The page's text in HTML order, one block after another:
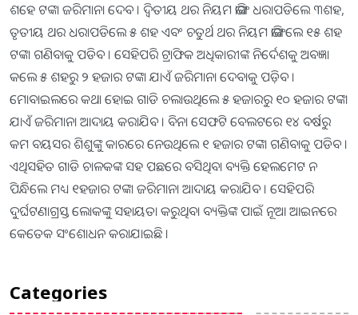
ଶହେ ଟଙ୍କା ଜରିମାନା ଦେବ । ଦ୍ୱିତୀୟ ଥର ନିୟମ ଭାଙ୍ଗି ଧରାପଡିଲେ ୩ଶହ,
ତୃତୀୟ ଥର ଧରାପଡିଲେ ୫ ଶହ ଏବଂ ଚତୁର୍ଥ ଥର ନିୟମ ଭାଙ୍ଗିଲେ ୧୫ ଶହ
ଟଙ୍କା ଗଣିବାକୁ ପଡିବ । ସେହିପରି ଟ୍ରାଫିକ ଅଧିକାରୀଙ୍କ ନିର୍ଦେଶକୁ ଅବଜ୍ଞା
କଲେ ୫ ଶହରୁ ୨ ହଜାର ଟଙ୍କା ଯାଏଁ ଜରିମାନା ଦେବାକୁ ପଡ଼ିବ ।
ମୋବାଇଲରେ କଥା ହୋଇ ଗାଡି ଚଲାଉଥିଲେ ୫ ହଜାରରୁ ୧୦ ହଜାର ଟଙ୍କା
ଯାଏଁ ଜରିମାନା ଆଦାୟ କରାଯିବ । ବିନା ସେଫଟି ବେଲଟରେ ୧୪ ବର୍ଷରୁ
କମ ବୟସର ଶିଶୁଙ୍କୁ କାରରେ ନେଉଥିଲେ ୧ ହଜାର ଟଙ୍କା ଗଣିବାକୁ ପଡିବ ।
ଏଥିସହିତ ଗାଡି ଚାଳକଙ୍କ ସହ ପଛରେ ବସିଥିବା ବ୍ୟକ୍ତି ହେଲମେଟ ନ
ପିନ୍ଧିଲେ ମଧ୍ୟ ୧ହଜାର ଟଙ୍କା ଜରିମାନା ଆଦାୟ କରାଯିବ । ସେହିପରି
ଦୁର୍ଘଟଣାଗ୍ରସ୍ତ ଲୋକଙ୍କୁ ସହାୟତା କରୁଥିବା ବ୍ୟକ୍ତିଙ୍କ ପାଇଁ ନୂଆ ଆଇନରେ
କେତେକ ସଂଶୋଧନ କରାଯାଇଛି ।
Categories